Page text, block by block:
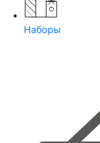
Наборы